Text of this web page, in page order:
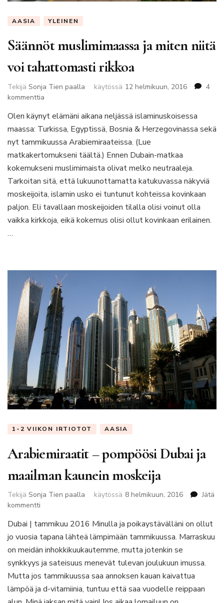
AASIA YLEINEN
Säännöt muslimimaassa ja miten niitä
voi tahattomasti rikkoa
Tekijä Sonja Tien paalla käytössä 12 helmikuun, 2016
4
kommenttia
muslimimaassa
ja
miten
voi
tahattomasti
rikkoa
Olen käynyt elämäni aikana neljässä islaminuskoisessa
maassa: Turkissa, Egyptissä, Bosnia & Herzegovinassa sekä
nyt tammikuussa Arabiemiraateissa. (Lue
matkakertomukseni täältä.) Ennen Dubain-matkaa
kokemukseni muslimimaista olivat melko neutraaleja.
Tarkoitan sitä, että lukuunottamatta katukuvassa näkyviä
moskeijoita, islamin usko ei tuntunut kohteissa kovinkaan
paljon. Eli tavallaan moskeijoiden tilalla olisi voinut olla
vaikka kirkkoja, eikä kokemus olisi ollut kovinkaan erilainen.
…
1-2 VIIKON IRTIOTOT AASIA
Arabiemiraatit – pompöösi Dubai ja
maailman kaunein moskeija
Tekijä Sonja Tien paalla käytössä 8 helmikuun, 2016
Jätä
kommentti
–
pompöösi
Dubai
maailman
kaunein
moskeija
Dubai | tammikuu 2016 Minulla ja poikaystävälläni on ollut
jo vuosia tapana lähteä lämpimään tammikuussa. Marraskuu
on meidän inhokkikuukautemme, mutta jotenkin se
synkkyys ja sateisuus menevät tulevan joulukuun imussa.
Mutta jos tammikuussa saa annoksen kauan kaivattua
lämpöä ja d-vitamiinia, tuntuu että saa vuodelle reippaan